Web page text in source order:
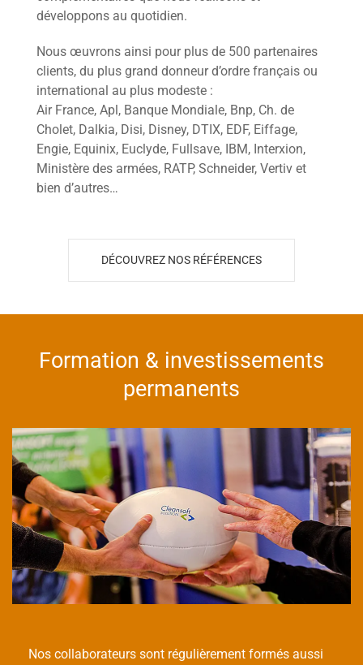
développons au quotidien.
Nous œuvrons ainsi pour plus de 500 partenaires
clients, du plus grand donneur d’ordre français ou
international au plus modeste :
Air France, Apl, Banque Mondiale, Bnp, Ch. de
Cholet, Dalkia, Disi, Disney, DTIX, EDF, Eiffage,
Engie, Equinix, Euclyde, Fullsave, IBM, Interxion,
Ministère des armées, RATP, Schneider, Vertiv et
bien d’autres…
DÉCOUVREZ NOS RÉFÉRENCES
Formation & investissements
permanents
Nos collaborateurs sont régulièrement formés aussi